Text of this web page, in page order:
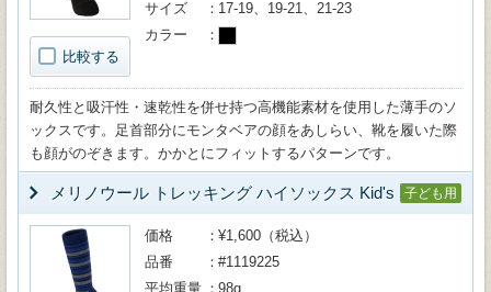
比較する
サイズ
17-19、19-21、21-23
カラー
耐久性と吸汗性・速乾性を併せ持つ高機能素材を使用した薄手のソ
ックスです。足首部分にモンタベアの顔をあしらい、靴を履いた際
も顔がのぞきます。かかとにフィットするパターンです。
メリノウール トレッキング ハイソックス Kid's 子ども用
価格
¥1,600（税込）
品番
#1119225
平均重量
98g